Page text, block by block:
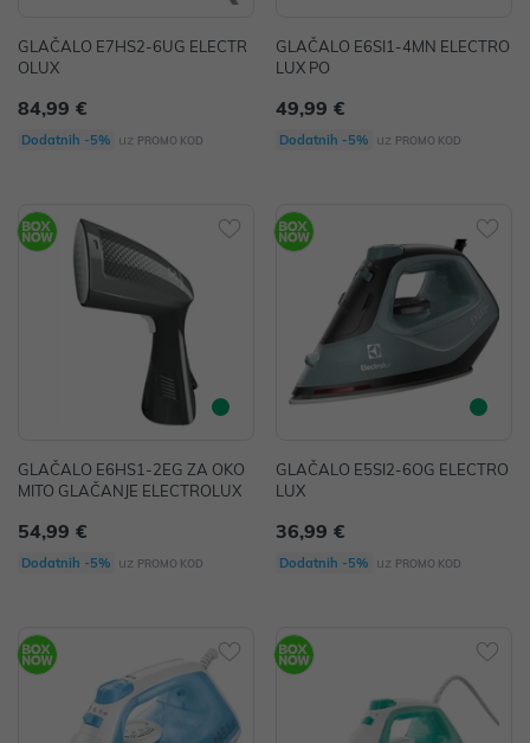
GLAČALO E7HS2-6UG ELECTR
OLUX
84,99 €
Dodatnih -5% uz PROMO KOD
GLAČALO E6SI1-4MN ELECTRO
LUX PO
49,99 €
Dodatnih -5% uz PROMO KOD
GLAČALO E6HS1-2EG ZA OKO
MITO GLAČANJE ELECTROLUX
54,99 €
Dodatnih -5% uz PROMO KOD
GLAČALO E5SI2-6OG ELECTRO
LUX
36,99 €
Dodatnih -5% uz PROMO KOD